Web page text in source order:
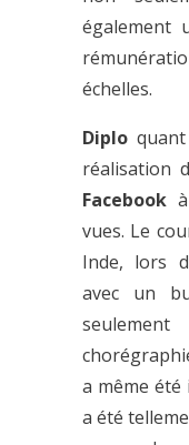
également
échelles.
Diplo
réalisation
Facebook
vues. Le
Inde, lors
avec un
a même été
a été